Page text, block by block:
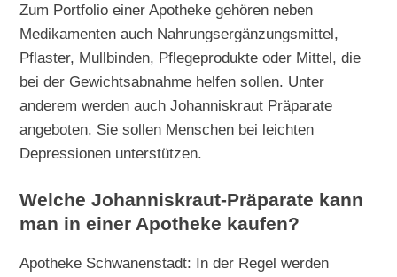
Zum Portfolio einer Apotheke gehören neben
Medikamenten auch Nahrungsergänzungsmittel,
Pflaster, Mullbinden, Pflegeprodukte oder Mittel, die
bei der Gewichtsabnahme helfen sollen. Unter
anderem werden auch Johanniskraut Präparate
angeboten. Sie sollen Menschen bei leichten
Depressionen unterstützen.
Welche Johanniskraut-Präparate kann
man in einer Apotheke kaufen?
Apotheke Schwanenstadt: In der Regel werden